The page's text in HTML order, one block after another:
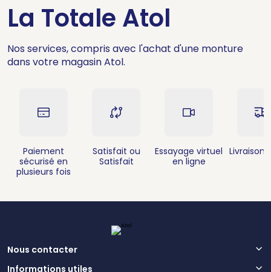
La Totale Atol
Nos services, compris avec l'achat d'une monture
dans votre magasin Atol.
Paiement
sécurisé en
plusieurs fois
Satisfait ou
Satisfait
Essayage virtuel
en ligne
Livraison
Nous contacter
Informations utiles